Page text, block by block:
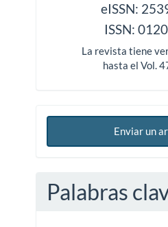
eISSN:
ISSN:
La revista tiene
hasta el Vol.
Enviar un
Palabras